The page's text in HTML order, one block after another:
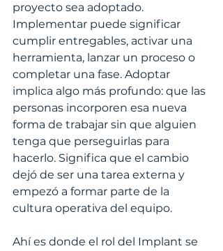
proyecto sea adoptado.
Implementar puede significar
cumplir entregables, activar una
herramienta, lanzar un proceso o
completar una fase. Adoptar
implica algo más profundo: que las
personas incorporen esa nueva
forma de trabajar sin que alguien
tenga que perseguirlas para
hacerlo. Significa que el cambio
dejó de ser una tarea externa y
empezó a formar parte de la
cultura operativa del equipo.
Ahí es donde el rol del Implant se